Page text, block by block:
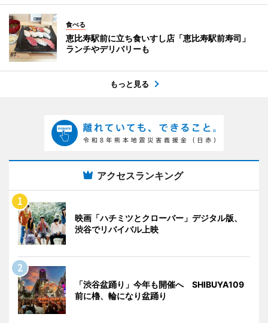
食べる
恵比寿駅前に立ち食いすし店「恵比寿駅前寿司」
ランチやデリバリーも
もっと見る
アクセスランキング
映画「ハチミツとクローバー」デジタル版、
渋谷でリバイバル上映
「渋谷盆踊り」今年も開催へ SHIBUYA109
前に櫓、輪になり盆踊り